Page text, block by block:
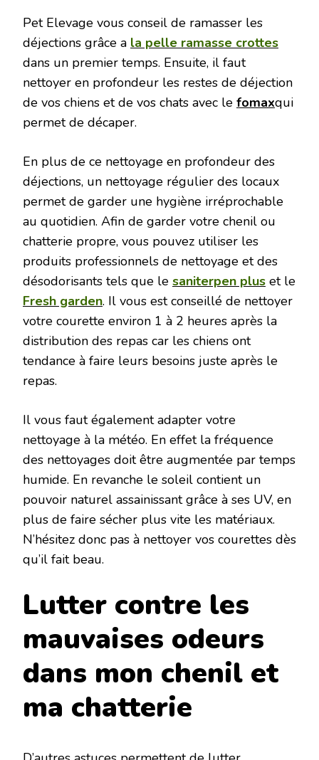
Pet Elevage vous conseil de ramasser les
déjections grâce a la pelle ramasse crottes
dans un premier temps. Ensuite, il faut
nettoyer en profondeur les restes de déjection
de vos chiens et de vos chats avec le fomaxqui
permet de décaper.
En plus de ce nettoyage en profondeur des
déjections, un nettoyage régulier des locaux
permet de garder une hygiène irréprochable
au quotidien. Afin de garder votre chenil ou
chatterie propre, vous pouvez utiliser les
produits professionnels de nettoyage et des
désodorisants tels que le saniterpen plus et le
Fresh garden. Il vous est conseillé de nettoyer
votre courette environ 1 à 2 heures après la
distribution des repas car les chiens ont
tendance à faire leurs besoins juste après le
repas.
Il vous faut également adapter votre
nettoyage à la météo. En effet la fréquence
des nettoyages doit être augmentée par temps
humide. En revanche le soleil contient un
pouvoir naturel assainissant grâce à ses UV, en
plus de faire sécher plus vite les matériaux.
N’hésitez donc pas à nettoyer vos courettes dès
qu’il fait beau.
Lutter contre les
mauvaises odeurs
dans mon chenil et
ma chatterie